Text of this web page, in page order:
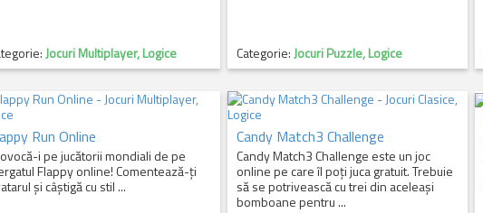
Jocuri Multiplayer, Logice Categorie:Jocuri Puzzle, Logice
Run Online
i pe jucătorii mondiali de pe
Flappy online! Comentează-ți
și câștigă cu stil ...
Candy Match3 Challenge
Candy Match3 Challenge este un joc
online pe care îl poți juca gratuit. Trebuie
să se potrivească cu trei din aceleași
bomboane pentru ...